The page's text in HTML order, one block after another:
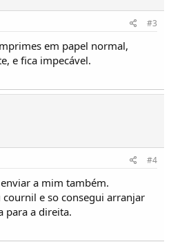
#3
em papel normal,
e fica impecável.
#4
a mim também.
e so consegui arranjar
para a direita.